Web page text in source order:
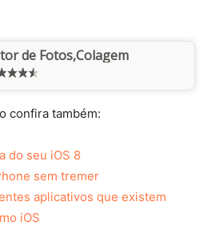
de Fotos,Colagem
confira também:
do seu iOS 8
sem tremer
aplicativos que existem
iOS